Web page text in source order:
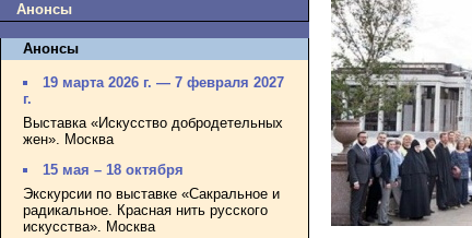
Анонсы
Анонсы
19 марта 2026 г. — 7 февраля 2027
г.
Выставка «Искусство добродетельных
жен». Москва
15 мая – 18 октября
Экскурсии по выставке «Сакральное и
радикальное. Красная нить русского
искусства». Москва